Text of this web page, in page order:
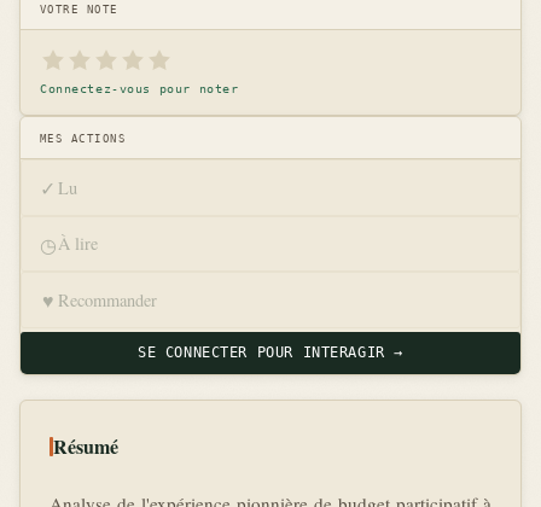
VOTRE NOTE
Connectez-vous pour noter
MES ACTIONS
✓ Lu
◷À lire
♥ Recommander
SE CONNECTER POUR INTERAGIR →
Résumé